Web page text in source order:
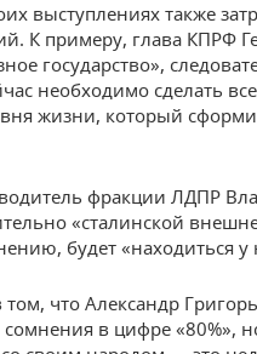
выступлениях также
К примеру, глава КПРФ
государство»,
необходимо сделать
жизни, который
фракции ЛДПР
«сталинской
будет «находиться
что Александр
в цифре «80%»,